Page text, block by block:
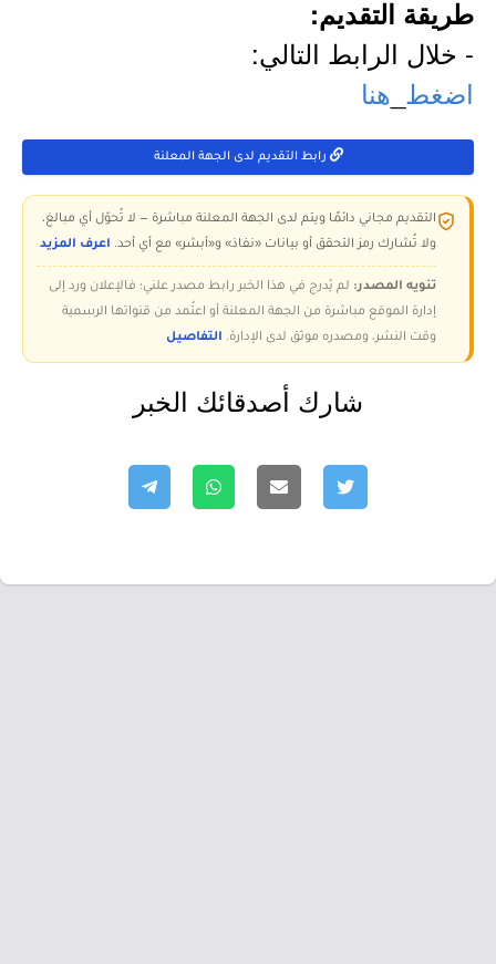
طريقة التقديم:
- خلال الرابط التالي:
اضغط هنا
رابط التقديم لدى الجهة المعلنة
التقديم مجاني دائمًا ويتم لدى الجهة المعلنة مباشرة — لا تُحوّل أي مبالغ،
ولا تُشارك رمز التحقق أو بيانات «نفاذ» و«أبشر» مع أي أحد. اعرف المزيد
تنويه المصدر: لم يُدرج في هذا الخبر رابط مصدر علني؛ فالإعلان ورد إلى
إدارة الموقع مباشرة من الجهة المعلنة أو اعتُمد من قنواتها الرسمية
وقت النشر، ومصدره موثق لدى الإدارة. التفاصيل
شارك أصدقائك الخبر